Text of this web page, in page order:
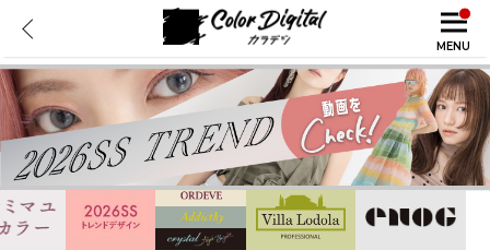
MENU